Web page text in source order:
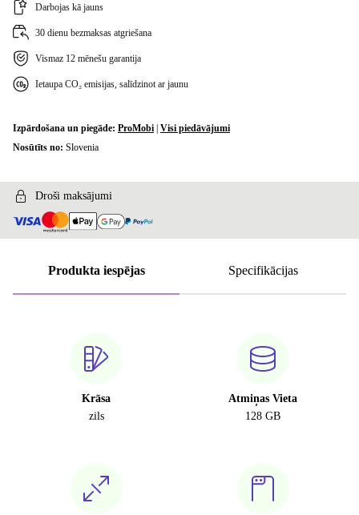
Darbojas kā jauns
30 dienu bezmaksas atgriešana
Vismaz 12 mēnešu garantija
Ietaupa CO₂ emisijas, salīdzinot ar jaunu
Izpārdošana un piegāde: ProMobi Visi piedāvājumi
Nosūtīts no: Slovenia
Droši maksājumi
Produkta iespējas Specifikācijas
Krāsa
zils
Atmiņas Vieta
128 GB